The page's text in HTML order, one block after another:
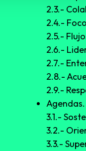
2.3.-
2.4.-
2.5.-
2.6.-
2.7.-
2.8.-
2.9.-
Agendas.
3.1.-
3.2.-
3.3.-